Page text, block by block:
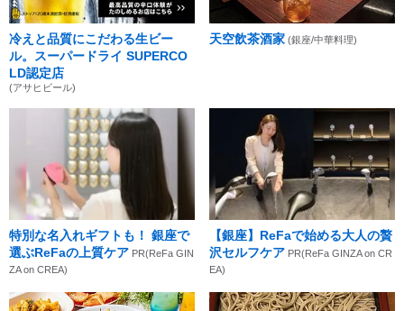
冷えと品質にこだわる生ビー
ル。スーパードライ SUPERCO
LD認定店
(アサヒビール)
天空飲茶酒家 (銀座/中華料理)
特別な名入れギフトも！ 銀座で
選ぶReFaの上質ケア PR(ReFa GIN
ZA on CREA)
【銀座】ReFaで始める大人の贅
沢セルフケア PR(ReFa GINZA on CR
EA)